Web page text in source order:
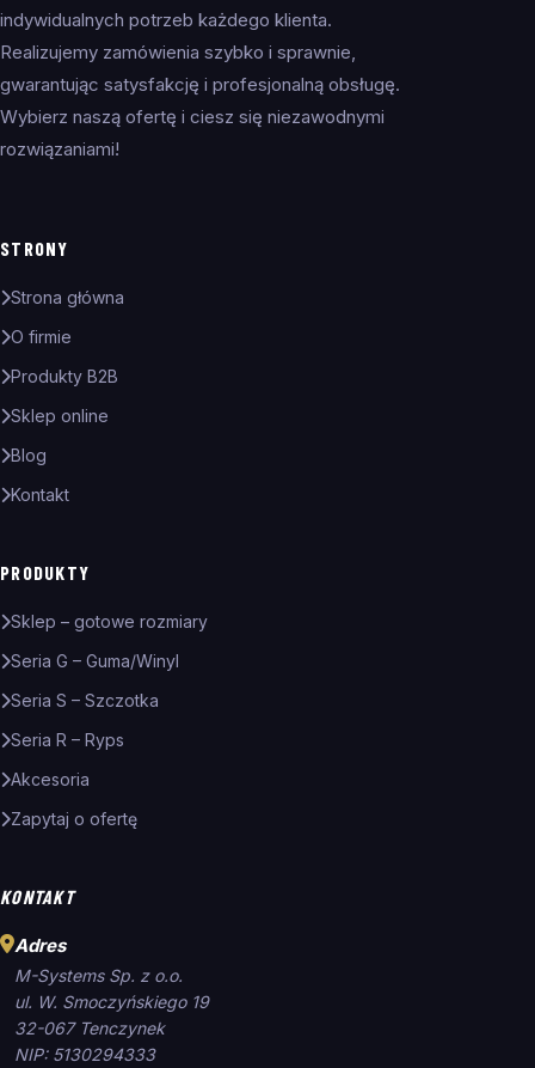
indywidualnych potrzeb każdego klienta.
Realizujemy zamówienia szybko i sprawnie,
gwarantując satysfakcję i profesjonalną obsługę.
Wybierz naszą ofertę i ciesz się niezawodnymi
rozwiązaniami!
STRONY
Strona główna
O firmie
Produkty B2B
Sklep online
Blog
Kontakt
PRODUKTY
Sklep – gotowe rozmiary
Seria G – Guma/Winyl
Seria S – Szczotka
Seria R – Ryps
Akcesoria
Zapytaj o ofertę
KONTAKT
Adres
M-Systems Sp. z o.o.
ul. W. Smoczyńskiego 19
32-067 Tenczynek
NIP: 5130294333